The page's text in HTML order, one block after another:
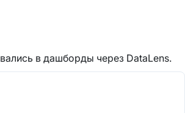
в дашборды через DataLens.